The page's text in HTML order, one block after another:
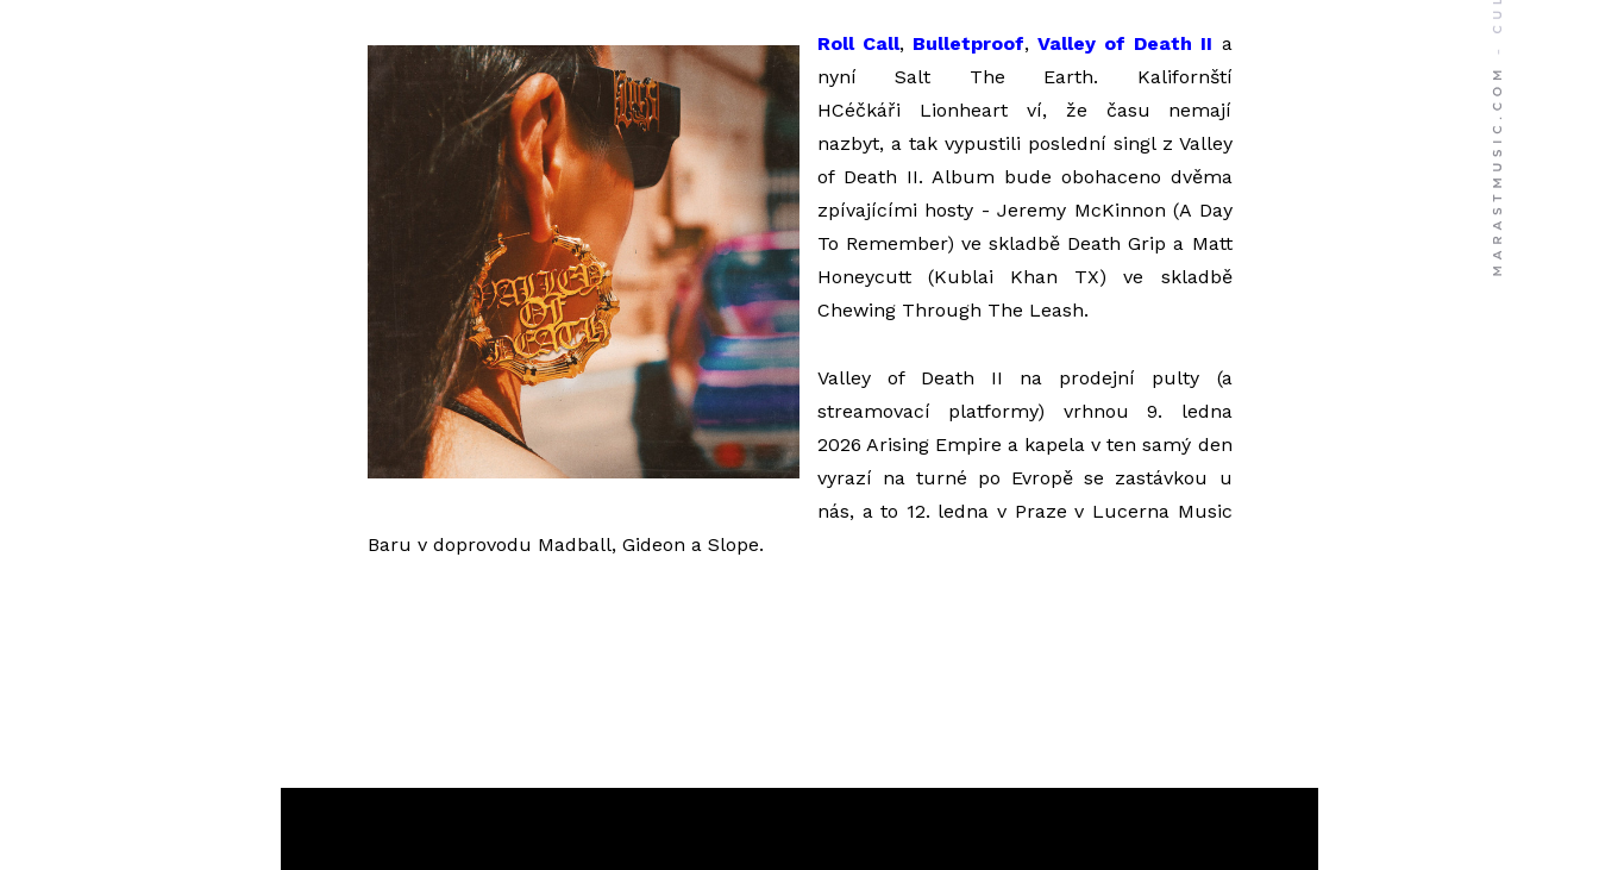
Roll Call, Bulletproof,Valley of Death II a
nyníSalt The Earth. Kalifornští
HCéčkáři Lionheart ví, že času nemají
nazbyt, a tak vypustili poslední singl z Valley
of Death II. Album bude obohaceno dvěma
zpívajícími hosty - Jeremy McKinnon (A Day
To Remember) ve skladbě Death Grip a Matt
Honeycutt (Kublai Khan TX) ve skladbě
Chewing Through The Leash.
Valley of Death II na prodejní pulty (a
streamovací platformy) vrhnou 9. ledna
2026 Arising Empire a kapela v ten samý den
vyrazí na turné po Evropě se zastávkou u
nás, a to 12. ledna v Praze v Lucerna Music
Baru v doprovodu Madball, Gideon a Slope.